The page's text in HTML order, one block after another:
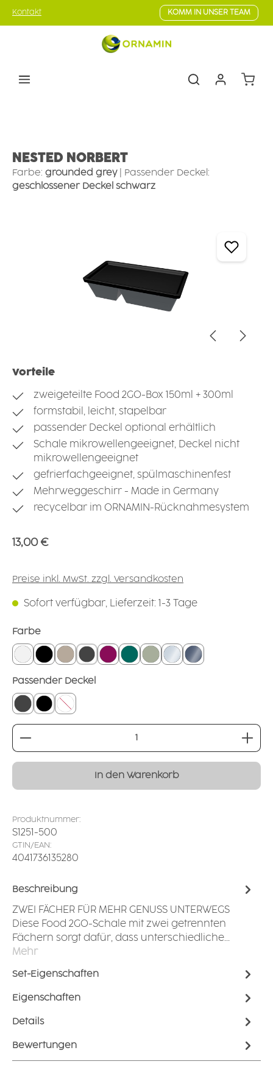
Zum Hauptinhalt springen
Kontakt KOMM IN UNSER TEAM
NESTED NORBERT
Farbe: grounded grey
Passender Deckel:
geschlossener Deckel schwarz
Vorteile
zweigeteilte Food 2GO-Box 150ml + 300ml
formstabil, leicht, stapelbar
passender Deckel optional erhältlich
Schale mikrowellengeeignet, Deckel nicht
mikrowellengeeignet
gefrierfachgeeignet, spülmaschinenfest
Mehrweggeschirr - Made in Germany
recycelbar im ORNAMIN-Rücknahmesystem
Regulärer Preis:
13,00 €
Preise inkl. MwSt. zzgl. Versandkosten
Sofort verfügbar, Lieferzeit: 1-3 Tage
Farbeauswählen
weißschwarz
leinengrounded grey
brombeer
petrolsalbeiglasklarrauchglas
Passender Deckel
geschlossener Deckel grau
geschlossener Deckel schwarz
ohne
Produkt Anzahl: Gib den gewünschten Wert
In den Warenkorb
Produktnummer:
S1251-500
GTIN/EAN:
4041736135280
Beschreibung
ZWEI FÄCHER FÜR MEHR GENUSS UNTERWEGS
Diese Food 2GO-Schale mit zwei getrennten
Fächern sorgt dafür, dass unterschiedliche…
Mehr
Set-Eigenschaften
Eigenschaften
Details
Bewertungen